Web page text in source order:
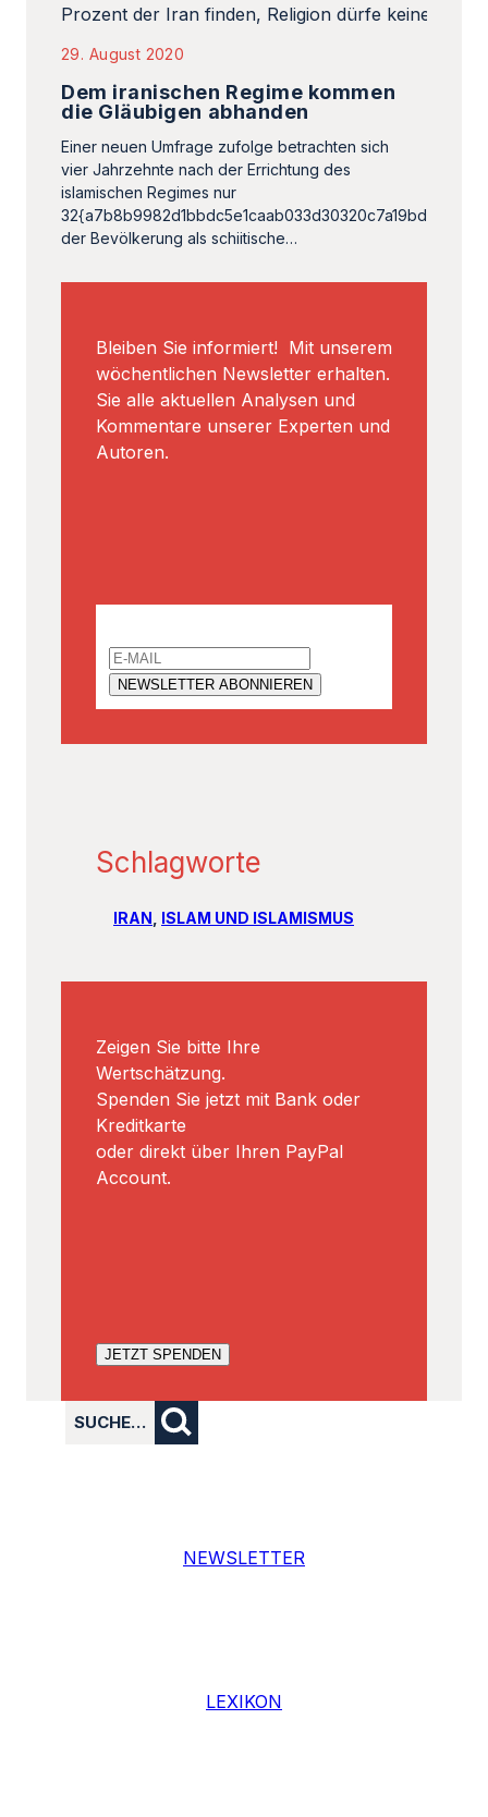
29. August 2020
Dem iranischen Regime kommen
die Gläubigen abhanden
Einer neuen Umfrage zufolge betrachten sich
vier Jahrzehnte nach der Errichtung des
islamischen Regimes nur
der Bevölkerung als schiitische…
Bleiben Sie informiert! Mit unserem
wöchentlichen Newsletter erhalten.
Sie alle aktuellen Analysen und
Kommentare unserer Experten und
Autoren.
Schlagworte
IRAN ISLAM UND ISLAMISMUS
Zeigen Sie bitte Ihre
Wertschätzung.
Spenden Sie jetzt mit Bank oder
Kreditkarte
oder direkt über Ihren PayPal
Account.
JETZT SPENDEN
SUCHE…
NEWSLETTER
LEXIKON